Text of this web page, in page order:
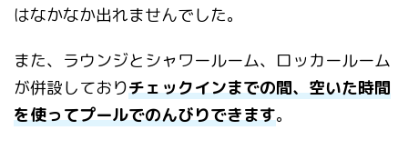
はなかなか出れませんでした。
また、ラウンジとシャワールーム、ロッカールーム
が併設しておりチェックインまでの間、空いた時間
を使ってプールでのんびりできます。